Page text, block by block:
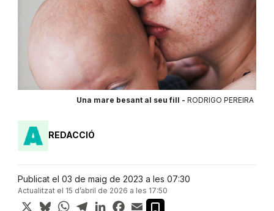
Una mare besant al seu fill - RODRIGO PEREIRA
REDACCIÓ
Publicat el 03 de maig de 2023 a les 07:30
Actualitzat el 15 d’abril de 2026 a les 17:50
X BlueskyWhatsApp
TelegramLinkedInFacebook
Email